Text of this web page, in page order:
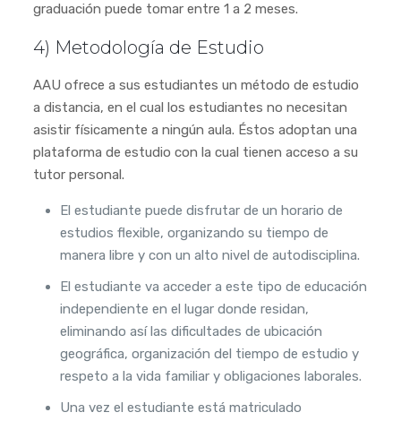
graduación puede tomar entre 1 a 2 meses.
4) Metodología de Estudio
AAU ofrece a sus estudiantes un método de estudio
a distancia, en el cual los estudiantes no necesitan
asistir físicamente a ningún aula. Éstos adoptan una
plataforma de estudio con la cual tienen acceso a su
tutor personal.
El estudiante puede disfrutar de un horario de
estudios flexible, organizando su tiempo de
manera libre y con un alto nivel de autodisciplina.
El estudiante va acceder a este tipo de educación
independiente en el lugar donde residan,
eliminando así las dificultades de ubicación
geográfica, organización del tiempo de estudio y
respeto a la vida familiar y obligaciones laborales.
Una vez el estudiante está matriculado